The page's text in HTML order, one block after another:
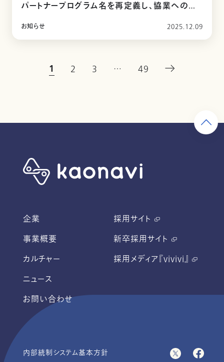
パートナープログラム名を再定義し、協業への理
お知らせ 2025.12.09
1 2 3 … 49
企業
事業概要
カルチャー
ニュース
お問い合わせ
採用サイト
新卒採用サイト
採用メディア『vivivi』
内部統制システム基本方針